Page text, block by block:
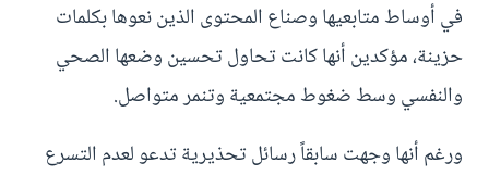
في أوساط متابعيها وصناع المحتوى الذين نعوها بكلمات
حزينة، مؤكدين أنها كانت تحاول تحسين وضعها الصحي
والنفسي وسط ضغوط مجتمعية وتنمر متواصل.
ورغم أنها وجهت سابقاً رسائل تحذيرية تدعو لعدم التسرع